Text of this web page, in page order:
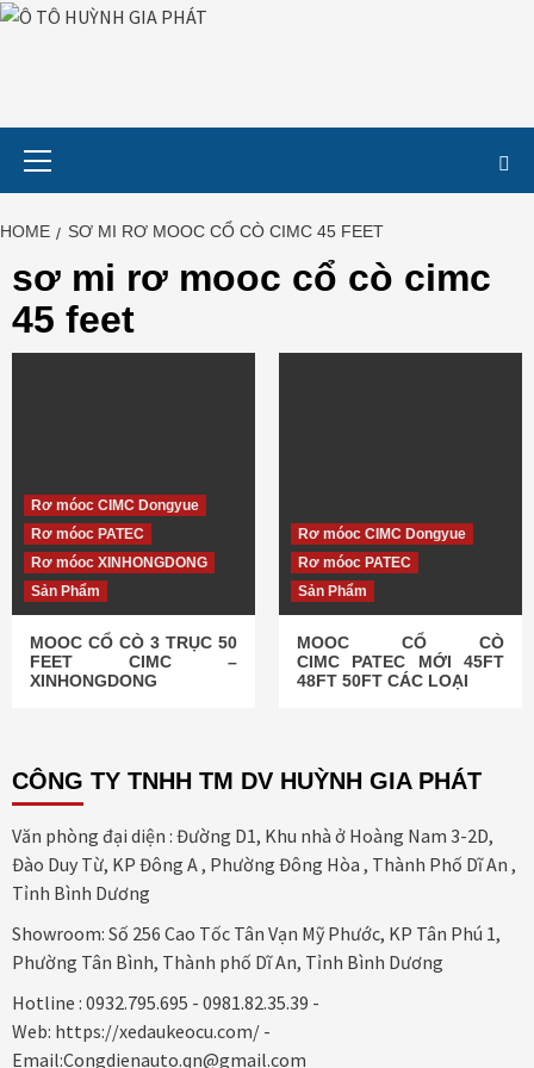
HOME SƠ MI RƠ MOOC CỔ CÒ CIMC 45 FEET
sơ mi rơ mooc cổ cò cimc
45 feet
Rơ móoc CIMC Dongyue
Rơ móoc PATEC
Rơ móoc XINHONGDONG
Sản Phẩm
MOOC CỔ CÒ 3 TRỤC 50
FEET CIMC –
XINHONGDONG
Rơ móoc CIMC Dongyue
Rơ móoc PATEC
Sản Phẩm
MOOC CỔ CÒ
CIMC PATEC MỚI 45FT
48FT 50FT CÁC LOẠI
CÔNG TY TNHH TM DV HUỲNH GIA PHÁT
Văn phòng đại diện : Đường D1, Khu nhà ở Hoàng Nam 3-2D,
Đào Duy Từ, KP Đông A , Phường Đông Hòa , Thành Phố Dĩ An ,
Tỉnh Bình Dương
Showroom: Số 256 Cao Tốc Tân Vạn Mỹ Phước, KP Tân Phú 1,
Phường Tân Bình, Thành phố Dĩ An, Tỉnh Bình Dương
Hotline : 0932.795.695 - 0981.82.35.39 -
Web: https://xedaukeocu.com/ -
Email:Congdienauto.qn@gmail.com